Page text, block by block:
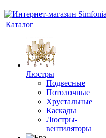
Каталог
Люстры
Подвесные
Потолочные
Хрустальные
Каскады
Люстры-
вентиляторы